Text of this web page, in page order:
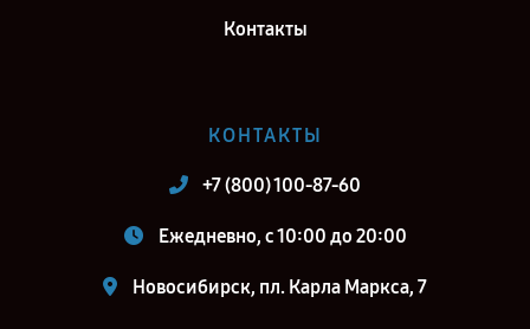
Контакты
КОНТАКТЫ
+7 (800) 100-87-60
Ежедневно, с 10:00 до 20:00
Новосибирск, пл. Карла Маркса, 7